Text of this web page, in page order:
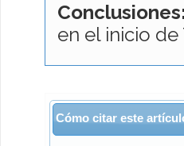
Conclusiones:
en el inicio de
Cómo citar este